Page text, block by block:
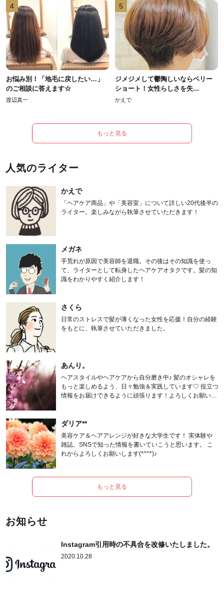
4
お悩み別！「地毛に戻したい…」
のご相談に答えます☆
渡辺真一
5
ジメジメして鬱陶しいならベリー
ショート！女性らしさを失...
かえで
もっと見る
人気のライター
かえで
「ヘアケア商品」や「美容室」について詳しい20代後半の
ライター。楽しみながら執筆させていただきます！
メガネ
手荒れが原因で美容師を退職。その後はその知識を使っ
て、ライターとして転身したヘアケアオタクです。髪の知
識をわかりやすく紹介します！
さくら
日常のストレスで髪が薄くなった女性を応援！自分の経験
をもとに、執筆させていただきました。
あんり。
ヘアスタイルやヘアケアから自分磨き中♪ 髪のオシャレを
もっと楽しめるよう、日々勉強＆実践しています♡ 役立つ
情報をお届けできるように頑張ります！よろしくお願いし
ダリア**
美容ケア＆ヘアアレンジが好きな大学生です！ 実体験や
雑誌、SNSで知った情報を書いていこうと思います。 こ
れからよろしくお願いします(*^^*)♪
もっと見る
お知らせ
Instagram引用時の不具合を改修いたしました。
2020.10.28